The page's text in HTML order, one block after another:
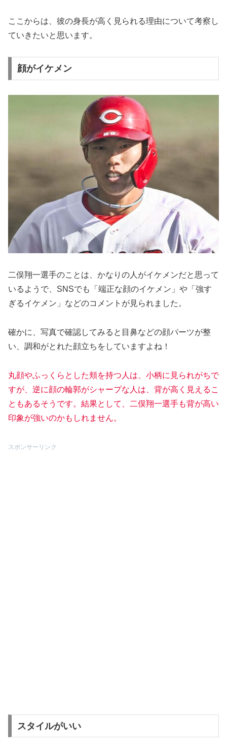
ここからは、彼の身長が高く見られる理由について考察し
ていきたいと思います。
顔がイケメン
二俣翔一選手のことは、かなりの人がイケメンだと思って
いるようで、SNSでも「端正な顔のイケメン」や「強す
ぎるイケメン」などのコメントが見られました。
確かに、写真で確認してみると目鼻などの顔パーツが整
い、調和がとれた顔立ちをしていますよね！
丸顔やふっくらとした頬を持つ人は、小柄に見られがちで
すが、逆に顔の輪郭がシャープな人は、背が高く見えるこ
ともあるそうです。結果として、二俣翔一選手も背が高い
印象が強いのかもしれません。
スポンサーリンク
スタイルがいい